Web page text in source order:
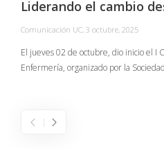
Liderando el cambio
Comunicación UC, 3 octubre, 2025
El jueves 02 de octubre, dio inicio el I
Enfermería, organizado por la